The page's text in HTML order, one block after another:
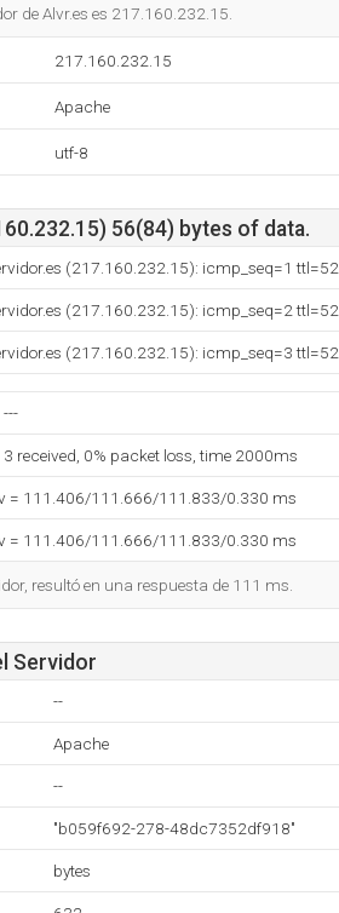
de Alvr.es es 217.160.232.15.
217.160.232.15
Apache
utf-8
56(84) bytes of data.
(217.160.232.15): icmp_seq=1 ttl=52
(217.160.232.15): icmp_seq=2 ttl=52
(217.160.232.15): icmp_seq=3 ttl=52
received, 0% packet loss, time 2000ms
= 111.406/111.666/111.833/0.330 ms
= 111.406/111.666/111.833/0.330 ms
resultó en una respuesta de 111 ms.
Servidor
--
Apache
--
"b059f692-278-48dc7352df918"
bytes